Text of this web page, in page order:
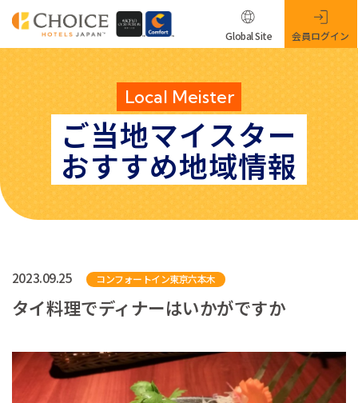
Local Meister
ご当地マイスター
おすすめ地域情報
Global Site 会員ログイン
2023.09.25 コンフォートイン東京六本木
タイ料理でディナーはいかがですか